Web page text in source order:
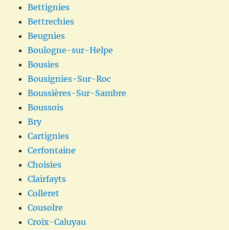
Bettignies
Bettrechies
Beugnies
Boulogne-sur-Helpe
Bousies
Bousignies-Sur-Roc
Boussières-Sur-Sambre
Boussois
Bry
Cartignies
Cerfontaine
Choisies
Clairfayts
Colleret
Cousolre
Croix-Caluyau